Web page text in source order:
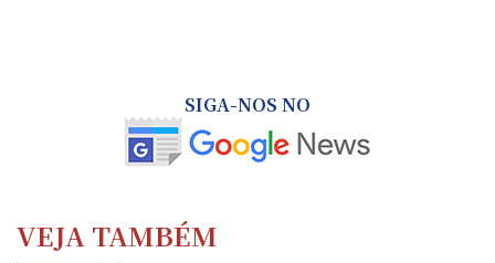
SIGA-NOS NO
VEJA TAMBÉM